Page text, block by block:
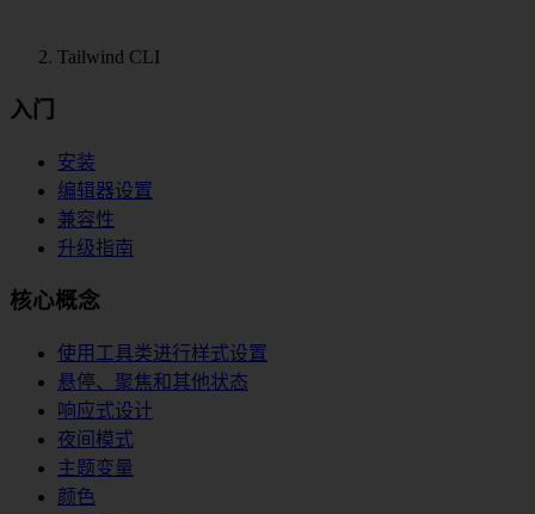
Tailwind CLI
入门
安装
编辑器设置
兼容性
升级指南
核心概念
使用工具类进行样式设置
悬停、聚焦和其他状态
响应式设计
夜间模式
主题变量
颜色